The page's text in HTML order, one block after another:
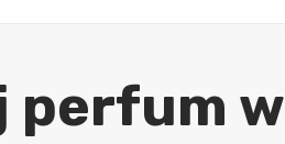
perfum w